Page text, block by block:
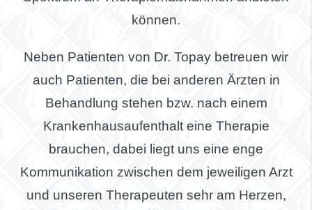
können.
Neben Patienten von Dr. Topay betreuen wir
auch Patienten, die bei anderen Ärzten in
Behandlung stehen bzw. nach einem
Krankenhausaufenthalt eine Therapie
brauchen, dabei liegt uns eine enge
Kommunikation zwischen dem jeweiligen Arzt
und unseren Therapeuten sehr am Herzen,